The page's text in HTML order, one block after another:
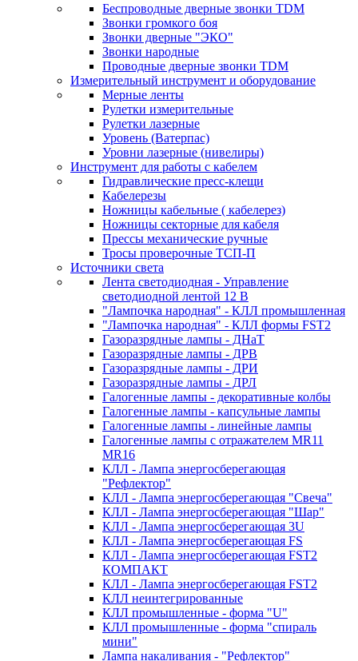
Беспроводные дверные звонки TDM
Звонки громкого боя
Звонки дверные "ЭКО"
Звонки народные
Проводные дверные звонки TDM
Измерительный инструмент и оборудование
Мерные ленты
Рулетки измерительные
Рулетки лазерные
Уровень (Ватерпас)
Уровни лазерные (нивелиры)
Инструмент для работы с кабелем
Гидравлические пресс-клещи
Кабелерезы
Ножницы кабельные ( кабелерез)
Ножницы секторные для кабеля
Прессы механические ручные
Тросы проверочные ТСП-П
Источники света
Лента светодиодная - Управление
светодиодной лентой 12 В
"Лампочка народная" - КЛЛ промышленная
"Лампочка народная" - КЛЛ формы FST2
Газоразрядные лампы - ДНаТ
Газоразрядные лампы - ДРВ
Газоразрядные лампы - ДРИ
Газоразрядные лампы - ДРЛ
Галогенные лампы - декоративные колбы
Галогенные лампы - капсульные лампы
Галогенные лампы - линейные лампы
Галогенные лампы с отражателем MR11
MR16
КЛЛ - Лампа энергосберегающая
"Рефлектор"
КЛЛ - Лампа энергосберегающая "Свеча"
КЛЛ - Лампа энергосберегающая "Шар"
КЛЛ - Лампа энергосберегающая 3U
КЛЛ - Лампа энергосберегающая FS
КЛЛ - Лампа энергосберегающая FST2
КОМПАКТ
КЛЛ - Лампа энергосберегающая FSТ2
КЛЛ неинтегрированные
КЛЛ промышленные - форма "U"
КЛЛ промышленные - форма "спираль
мини"
Лампа накаливания - "Рефлектор"